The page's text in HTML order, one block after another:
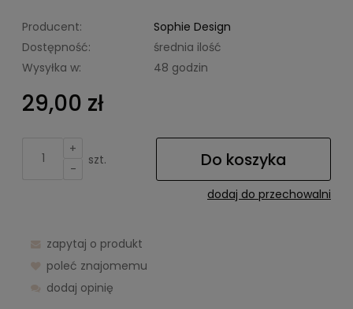
Producent:
Sophie Design
Dostępność:
średnia ilość
Wysyłka w:
48 godzin
29,00 zł
+
-
szt. Do koszyka
dodaj do przechowalni
zapytaj o produkt
poleć znajomemu
dodaj opinię